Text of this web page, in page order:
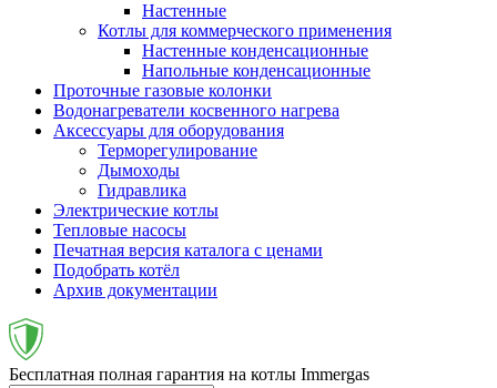
Настенные
Котлы для коммерческого применения
Настенные конденсационные
Напольные конденсационные
Проточные газовые колонки
Водонагреватели косвенного нагрева
Аксессуары для оборудования
Терморегулирование
Дымоходы
Гидравлика
Электрические котлы
Тепловые насосы
Печатная версия каталога с ценами
Подобрать котёл
Архив документации
Бесплатная полная гарантия на котлы Immergas